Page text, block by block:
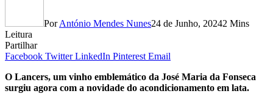
Por António Mendes Nunes24 de Junho, 20242 Mins
Leitura
Partilhar
Facebook Twitter LinkedIn Pinterest Email
O Lancers, um vinho emblemático da José Maria da Fonseca
surgiu agora com a novidade do acondicionamento em lata.